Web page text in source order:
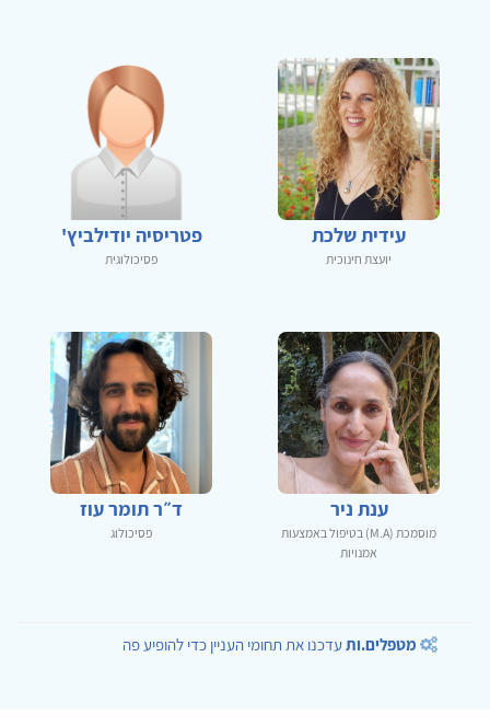
עידית שלכת
יועצת חינוכית
פטריסיה יודילביץ'
פסיכולוגית
ענת ניר
מוסמכת (M.A) בטיפול באמצעות
אמנויות
ד״ר תומר עוז
פסיכולוג
מטפלים.ותעדכנו את תחומי העניין כדי להופיע פה